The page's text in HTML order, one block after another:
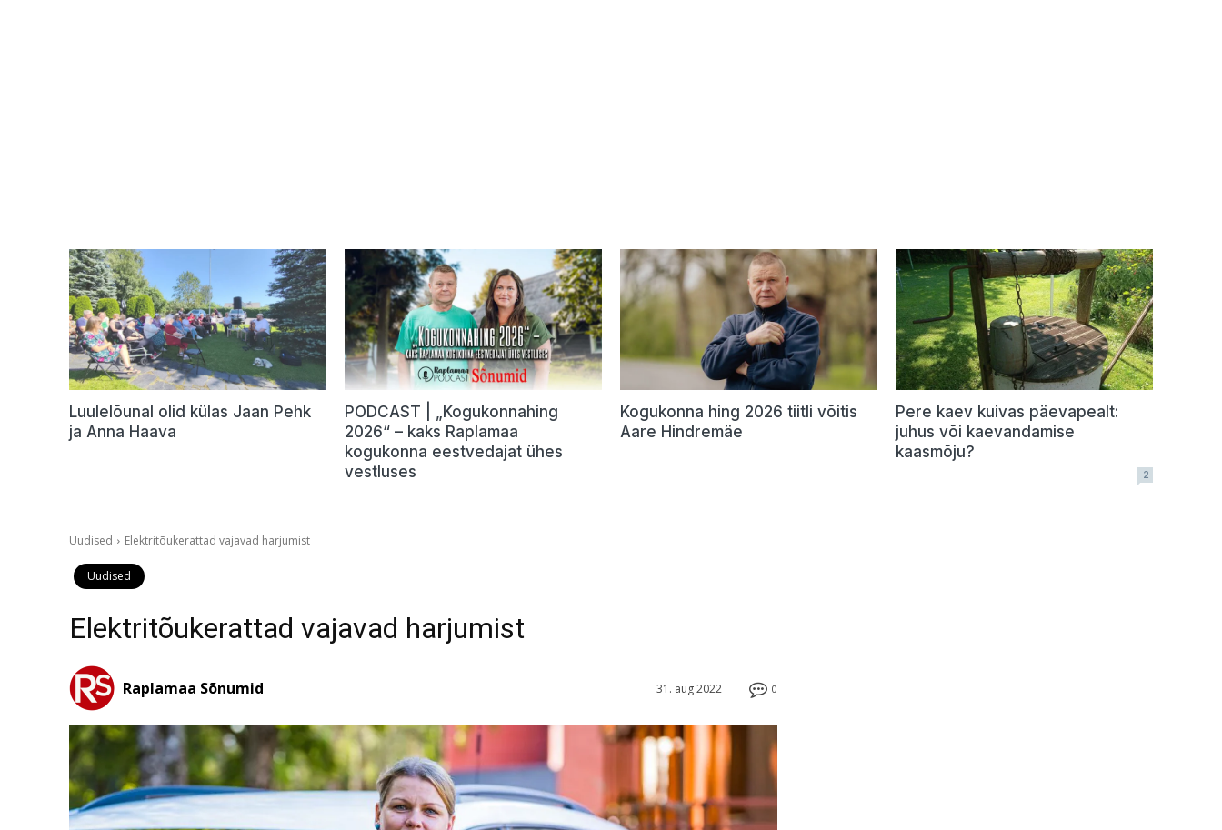
Luulelõunal olid külas Jaan Pehk
ja Anna Haava
PODCAST | „Kogukonnahing
2026“ – kaks Raplamaa
kogukonna eestvedajat ühes
vestluses
Kogukonna hing 2026 tiitli võitis
Aare Hindremäe
Pere kaev kuivas päevapealt:
juhus või kaevandamise
kaasmõju?
2